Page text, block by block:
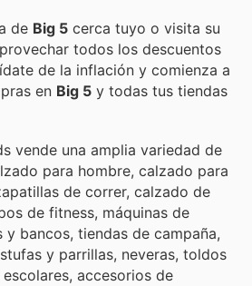
de Big 5 cerca tuyo o visita su
todos los descuentos
de la inflación y comienza a
en Big 5 y todas tus tiendas
vende una amplia variedad de
para hombre, calzado para
de correr, calzado de
de fitness, máquinas de
bancos, tiendas de campaña,
y parrillas, neveras, toldos
accesorios de